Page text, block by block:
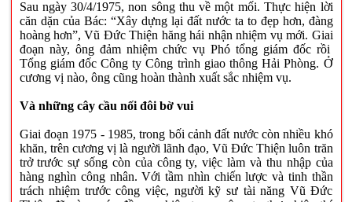
Sau ngày 30/4/1975, non sông thu về một mối. Thực hiện lời
căn dặn của Bác: “Xây dựng lại đất nước ta to đẹp hơn, đàng
hoàng hơn”, Vũ Đức Thiện hăng hái nhận nhiệm vụ mới. Giai
đoạn này, ông đảm nhiệm chức vụ Phó tổng giám đốc rồi
Tổng giám đốc Công ty Công trình giao thông Hải Phòng. Ở
cương vị nào, ông cũng hoàn thành xuất sắc nhiệm vụ.
Và những cây cầu nối đôi bờ vui
Giai đoạn 1975 - 1985, trong bối cảnh đất nước còn nhiều khó
khăn, trên cương vị là người lãnh đạo, Vũ Đức Thiện luôn trăn
trở trước sự sống còn của công ty, việc làm và thu nhập của
hàng nghìn công nhân. Với tầm nhìn chiến lược và tinh thần
trách nhiệm trước công việc, người kỹ sư tài năng Vũ Đức